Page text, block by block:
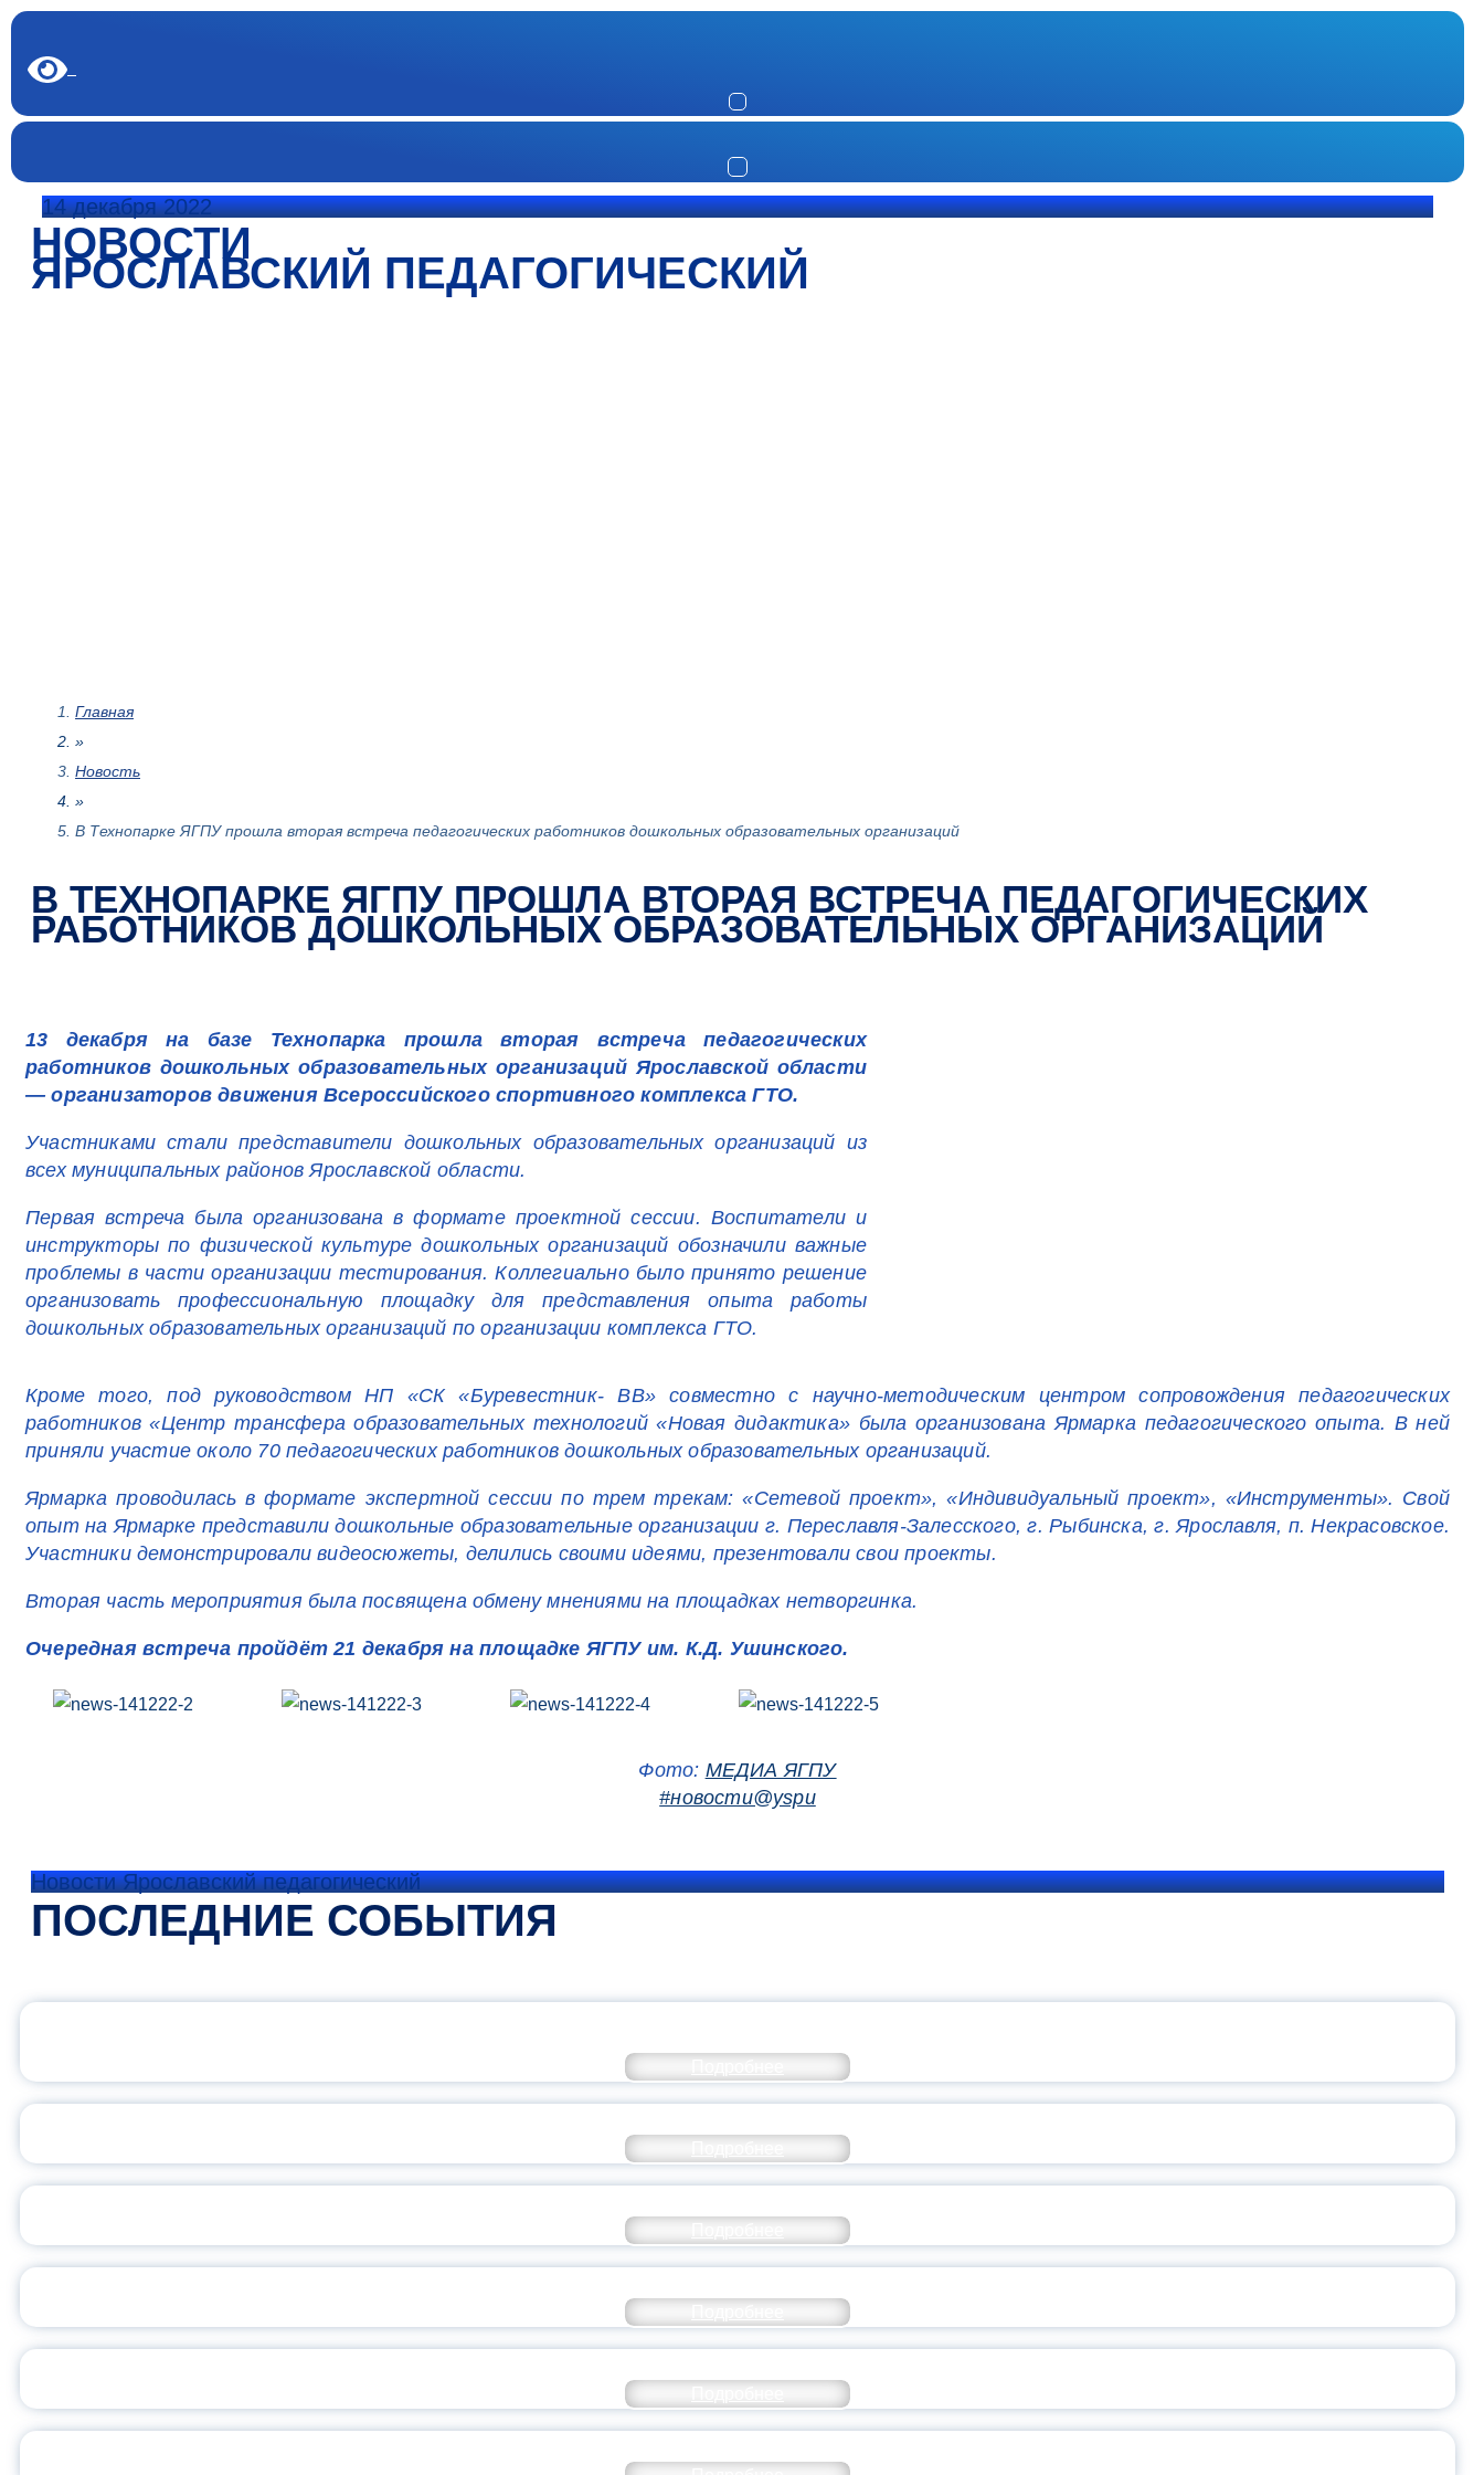
14 декабря 2022
НОВОСТИ
ЯРОСЛАВСКИЙ ПЕДАГОГИЧЕСКИЙ
Главная
»
Новость
»
В Технопарке ЯГПУ прошла вторая встреча педагогических работников дошкольных образовательных организаций
В ТЕХНОПАРКЕ ЯГПУ ПРОШЛА ВТОРАЯ ВСТРЕЧА ПЕДАГОГИЧЕСКИХ
РАБОТНИКОВ ДОШКОЛЬНЫХ ОБРАЗОВАТЕЛЬНЫХ ОРГАНИЗАЦИЙ
13 декабря на базе Технопарка прошла вторая встреча педагогических
работников дошкольных образовательных организаций Ярославской области
— организаторов движения Всероссийского спортивного комплекса ГТО.
Участниками стали представители дошкольных образовательных организаций из
всех муниципальных районов Ярославской области.
Первая встреча была организована в формате проектной сессии. Воспитатели и
инструкторы по физической культуре дошкольных организаций обозначили важные
проблемы в части организации тестирования. Коллегиально было принято решение
организовать профессиональную площадку для представления опыта работы
дошкольных образовательных организаций по организации комплекса ГТО.
Кроме того, под руководством НП «СК «Буревестник- ВВ» совместно с научно-методическим центром сопровождения педагогических
работников «Центр трансфера образовательных технологий «Новая дидактика» была организована Ярмарка педагогического опыта. В ней
приняли участие около 70 педагогических работников дошкольных образовательных организаций.
Ярмарка проводилась в формате экспертной сессии по трем трекам: «Сетевой проект», «Индивидуальный проект», «Инструменты». Свой
опыт на Ярмарке представили дошкольные образовательные организации г. Переславля-Залесского, г. Рыбинска, г. Ярославля, п. Некрасовское.
Участники демонстрировали видеосюжеты, делились своими идеями, презентовали свои проекты.
Вторая часть мероприятия была посвящена обмену мнениями на площадках нетворгинка.
Очередная встреча пройдёт 21 декабря на площадке ЯГПУ им. К.Д. Ушинского.
Фото: МЕДИА ЯГПУ
#новости@yspu
Новости Ярославский педагогический
ПОСЛЕДНИЕ СОБЫТИЯ